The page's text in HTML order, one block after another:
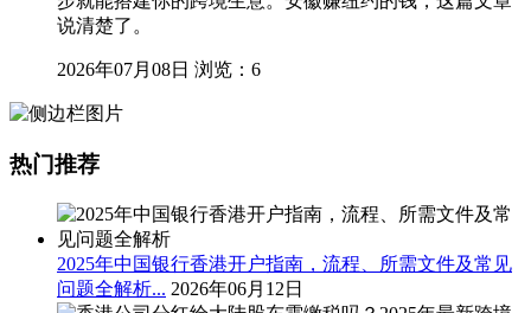
说清楚了。
2026年07月08日 浏览：6
热门推荐
2025年中国银行香港开户指南，流程、所需文件及常见
问题全解析... 2026年06月12日